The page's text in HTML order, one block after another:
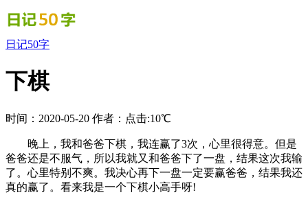
日记50字
下棋
时间：2020-05-20 作者： 点击:10℃
晚上，我和爸爸下棋，我连赢了3次，心里很得意。但是
爸爸还是不服气，所以我就又和爸爸下了一盘，结果这次我输
了。心里特别不爽。我决心再下一盘一定要赢爸爸，结果我还
真的赢了。看来我是一个下棋小高手呀!